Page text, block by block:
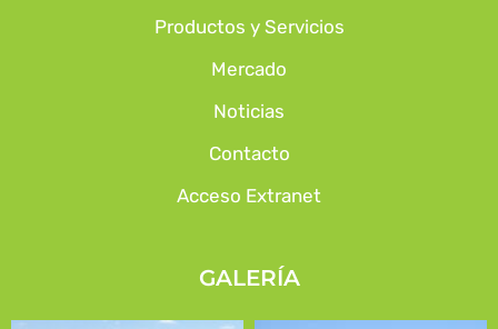
Productos y Servicios
Mercado
Noticias
Contacto
Acceso Extranet
GALERÍA